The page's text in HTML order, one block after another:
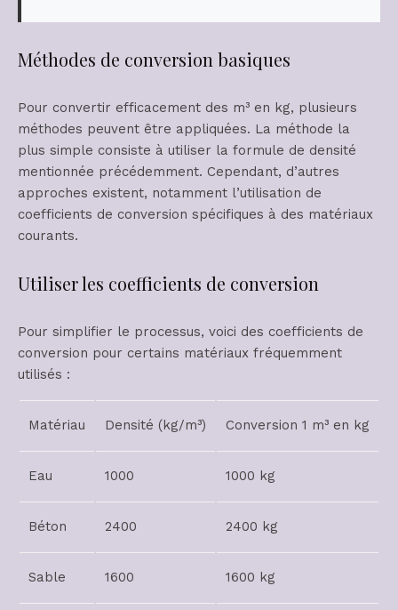
Méthodes de conversion basiques
Pour convertir efficacement des m³ en kg, plusieurs
méthodes peuvent être appliquées. La méthode la
plus simple consiste à utiliser la formule de densité
mentionnée précédemment. Cependant, d’autres
approches existent, notamment l’utilisation de
coefficients de conversion spécifiques à des matériaux
courants.
Utiliser les coefficients de conversion
Pour simplifier le processus, voici des coefficients de
conversion pour certains matériaux fréquemment
utilisés :
Matériau Densité (kg/m³) Conversion 1 m³ en kg
Eau 1000 1000 kg
Béton 2400 2400 kg
Sable 1600 1600 kg